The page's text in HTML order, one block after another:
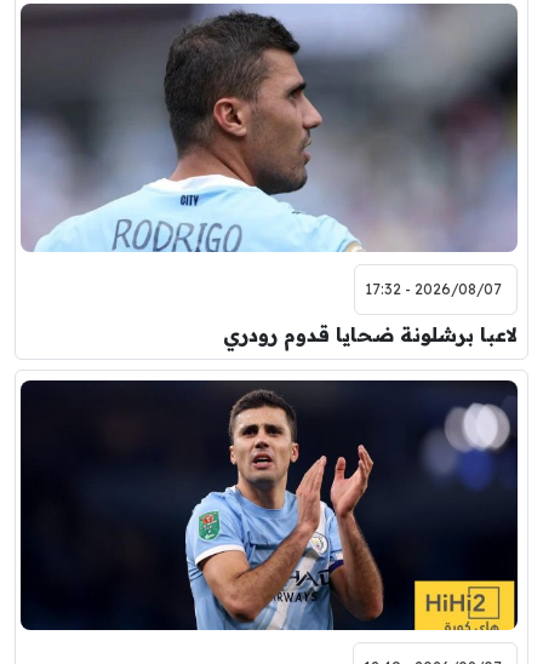
2026/08/07 - 17:32
لاعبا برشلونة ضحايا قدوم رودري